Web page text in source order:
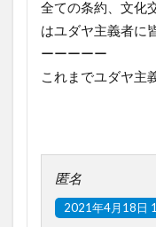
全ての条約、文化
はユダヤ主義者に
ーーーーー
これまでユダヤ主
匿名
2021年4月18日